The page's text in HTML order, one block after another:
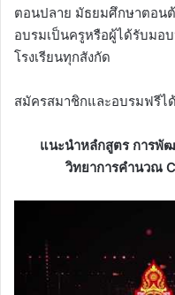
ตอนปลาย มัธยมศึกษาตอน
อบรมเป็นครูหรือผู้ได้รับมอ
โรงเรียนทุกสังกัด
สมัครสมาชิกและอบรมฟรีไ
แนะนำหลํกสูตร การพั
วิทยาการคำนวณ